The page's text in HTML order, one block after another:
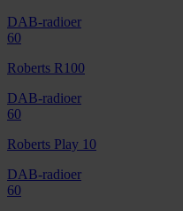
DAB-radioer
60
Roberts R100
DAB-radioer
60
Roberts Play 10
DAB-radioer
60